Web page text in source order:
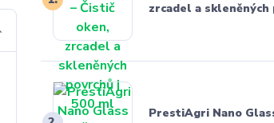
zrcadel a skleněných
PrestiAgri Nano